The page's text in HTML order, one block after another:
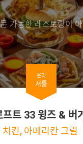
가능한 레스토랑이
온리
셔틀
프트 33 윙즈 & 버
치킨, 아메리칸 그릴